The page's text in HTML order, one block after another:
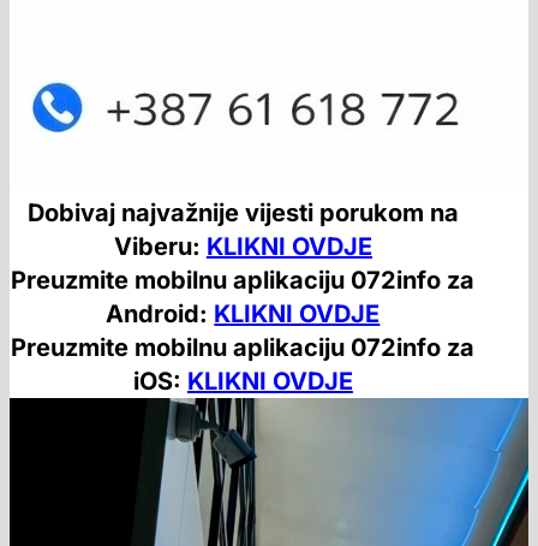
Dobivaj najvažnije vijesti porukom na
Viberu: KLIKNI OVDJE
Preuzmite mobilnu aplikaciju 072info za
Android: KLIKNI OVDJE
Preuzmite mobilnu aplikaciju 072info za
iOS: KLIKNI OVDJE